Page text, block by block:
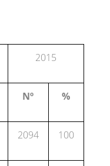
2015
Nº %
2094 100